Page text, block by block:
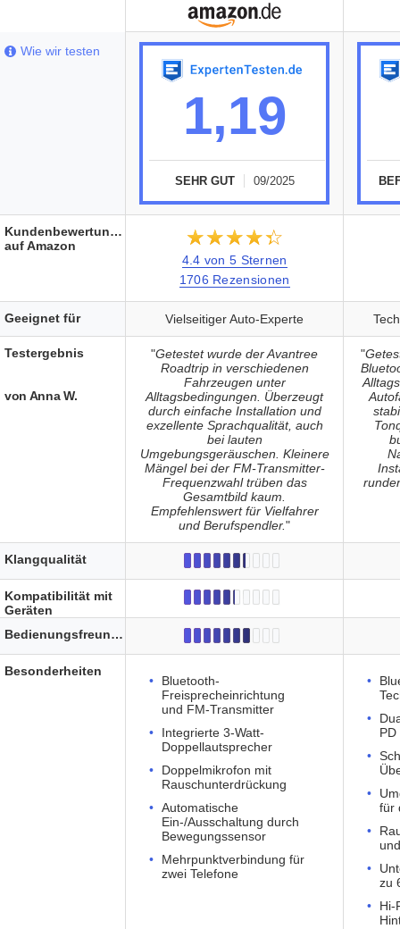
1,19
SEHR GUT 09/2025
★★★★★
☆☆☆☆☆
4.4 von 5 Sternen
1706 Rezensionen
Vielseitiger Auto-Experte
"Getestet wurde der Avantree
Roadtrip in verschiedenen
Fahrzeugen unter
Alltagsbedingungen. Überzeugt
durch einfache Installation und
exzellente Sprachqualität, auch
bei lauten
Umgebungsgeräuschen. Kleinere
Mängel bei der FM-Transmitter-
Frequenzwahl trüben das
Gesamtbild kaum.
Empfehlenswert für Vielfahrer
und Berufspendler."
"
Bluetooth-
Freisprecheinrichtung
und FM-Transmitter
Integrierte 3-Watt-
Doppellautsprecher
Doppelmikrofon mit
Rauschunterdrückung
Automatische
Ein-/Ausschaltung durch
Bewegungssensor
Mehrpunktverbindung für
zwei Telefone
PD
für
zu
Hi-
Wie wir testen
Kundenbewertungen
auf Amazon
Geeignet für
Testergebnis
von Anna W.
Klangqualität
Kompatibilität mit
Geräten
Bedienungsfreundlichkeit
Besonderheiten